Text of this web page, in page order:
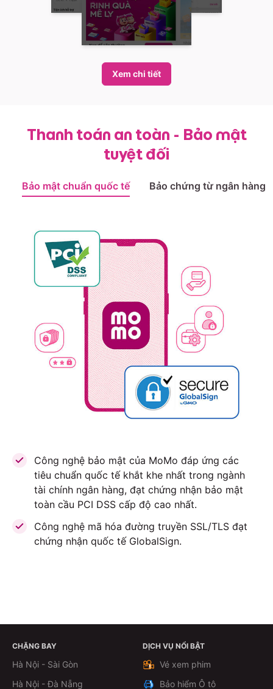
Xem chi tiết
Thanh toán an toàn - Bảo mật
tuyệt đối
Bảo mật chuẩn quốc tế Bảo chứng từ ngân hàng
Công nghệ bảo mật của MoMo đáp ứng các
tiêu chuẩn quốc tế khắt khe nhất trong ngành
tài chính ngân hàng, đạt chứng nhận bảo mật
toàn cầu PCI DSS cấp độ cao nhất.
Công nghệ mã hóa đường truyền SSL/TLS đạt
chứng nhận quốc tế GlobalSign.
ĐẶT VÉ NGAY
CHẶNG BAY
Hà Nội - Sài Gòn
Hà Nội - Đà Nẵng
DỊCH VỤ NỔI BẬT
Vé xem phim
Bảo hiểm Ô tô